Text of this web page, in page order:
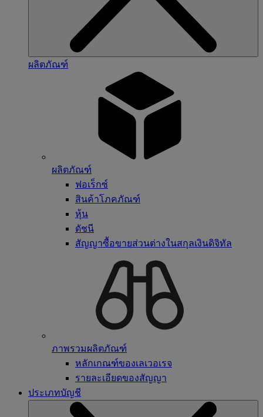
ผลิตภัณฑ์
ผลิตภัณฑ์
ฟอเร็กซ์
สินค้าโภคภัณฑ์
หุ้น
ดัชนี
สัญญาซื้อขายส่วนต่างในสกุลเงินดิจิทัล
ภาพรวมผลิตภัณฑ์
หลักเกณฑ์ของเลเวอเรจ
รายละเอียดของสัญญา
ประเภทบัญชี